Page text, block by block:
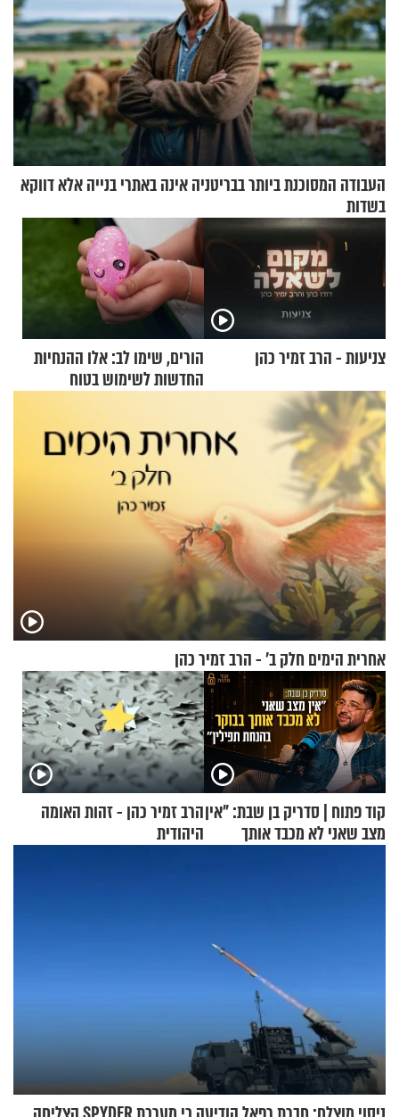
העבודה המסוכנת ביותר בבריטניה אינה באתרי בנייה אלא דווקא
בשדות
צניעות - הרב זמיר כהן
הורים, שימו לב: אלו ההנחיות
החדשות לשימוש בטוח
אחרית הימים חלק ב’ - הרב זמיר כהן
קוד פתוח | סדריק בן שבת: "אין
מצב שאני לא מכבד אותך
הרב זמיר כהן - זהות האומה
היהודית